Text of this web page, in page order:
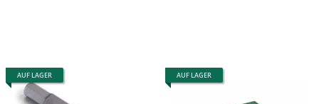
AUF LAGER AUF LAGER